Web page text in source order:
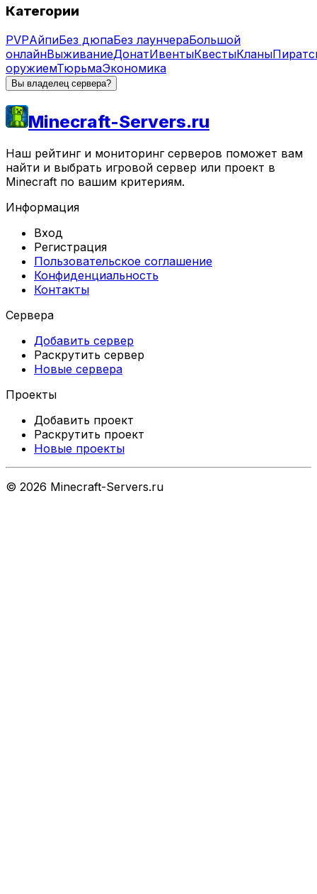
Категории
PVPАйпиБез дюпаБез лаунчераБольшой
онлайнВыживаниеДонатИвентыКвестыКланы
оружиемТюрьмаЭкономика
Вы владелец сервера?
Minecraft-Servers.ru
Наш рейтинг и мониторинг серверов поможет вам
найти и выбрать игровой сервер или проект в
Minecraft по вашим критериям.
Информация
Вход
Регистрация
Пользовательское соглашение
Конфиденциальность
Контакты
Сервера
Добавить сервер
Раскрутить сервер
Новые сервера
Проекты
Добавить проект
Раскрутить проект
Новые проекты
© 2026 Minecraft-Servers.ru